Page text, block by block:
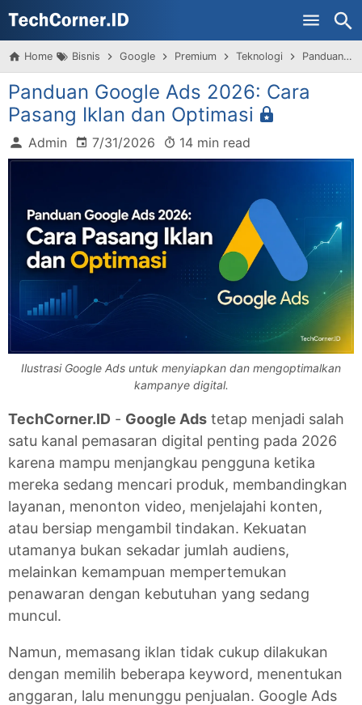
Home Bisnis Google Premium Teknologi Panduan Google Ads 2026: Cara Pasang Iklan dan Optimasi
Panduan Google Ads 2026: Cara
Pasang Iklan dan Optimasi
Admin 7/31/2026 14 min read
Ilustrasi Google Ads untuk menyiapkan dan mengoptimalkan
kampanye digital.
TechCorner.ID - Google Ads tetap menjadi salah
satu kanal pemasaran digital penting pada 2026
karena mampu menjangkau pengguna ketika
mereka sedang mencari produk, membandingkan
layanan, menonton video, menjelajahi konten,
atau bersiap mengambil tindakan. Kekuatan
utamanya bukan sekadar jumlah audiens,
melainkan kemampuan mempertemukan
penawaran dengan kebutuhan yang sedang
muncul.
Namun, memasang iklan tidak cukup dilakukan
dengan memilih beberapa keyword, menentukan
anggaran, lalu menunggu penjualan. Google Ads